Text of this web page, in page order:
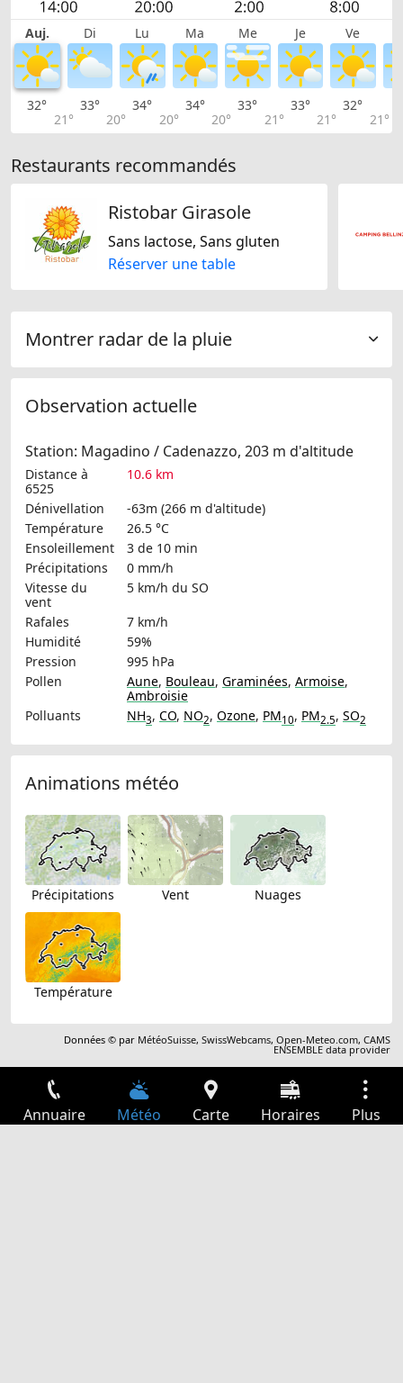
Auj. Di Lu Ma Me Je Ve
32°
21°
33°
20°
34°
20°
34°
20°
33°
21°
33°
21°
32°
21°
Restaurants recommandés
Ristobar Girasole
Sans lactose, Sans gluten
Réserver une table
Montrer radar de la pluie
Observation actuelle
Station: Magadino / Cadenazzo, 203 m d'altitude
Distance à
6525
10.6 km
Dénivellation
-63m (266 m d'altitude)
Température
26.5 °C
Ensoleillement
3 de 10 min
Précipitations
0 mm/h
Vitesse du
vent
5 km/h du SO
Rafales
7 km/h
Humidité
59%
Pression
995 hPa
Pollen
Aune, Bouleau, Graminées, Armoise,
Ambroisie
Polluants
NH3, CO, NO2, Ozone, PM10, PM2.5, SO2
Animations météo
Précipitations Vent Nuages
Température
Données © par MétéoSuisse,SwissWebcams,Open-Meteo.com,CAMS
ENSEMBLE data provider
Annuaire Météo Carte Horaires Plus